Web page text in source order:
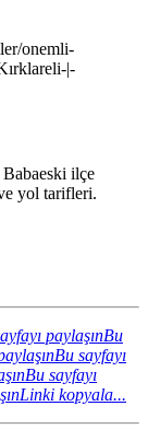
onemli-
|-
ilçe
yol tarifleri.
paylaşınBu
Bu sayfayı
Bu sayfayı
Linki kopyala...